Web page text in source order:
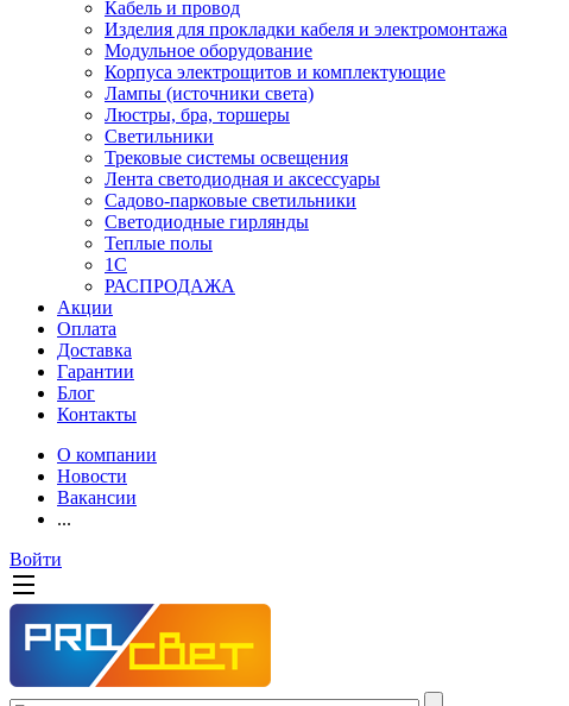
Кабель и провод
Изделия для прокладки кабеля и электромонтажа
Модульное оборудование
Корпуса электрощитов и комплектующие
Лампы (источники света)
Люстры, бра, торшеры
Светильники
Трековые системы освещения
Лента светодиодная и аксессуары
Садово-парковые светильники
Светодиодные гирлянды
Теплые полы
1С
РАСПРОДАЖА
Акции
Оплата
Доставка
Гарантии
Блог
Контакты
О компании
Новости
Вакансии
...
Войти